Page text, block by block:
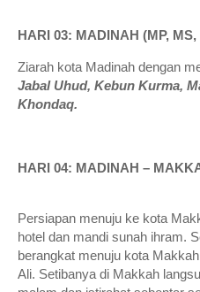
HARI 03: MADINAH (MP, MS,
Ziarah kota Madinah dengan
Jabal Uhud, Kebun Kurma,
Khondaq.
HARI 04: MADINAH –
Persiapan menuju ke kota
hotel dan mandi sunah ihram.
berangkat menuju kota
Ali. Setibanya di Makkah